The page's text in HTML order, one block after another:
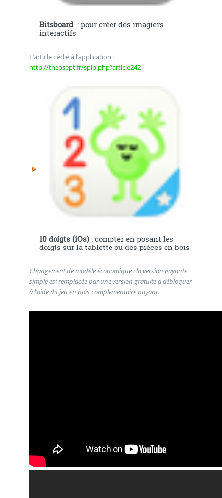
Bitsboard : pour créer des imagiers
interactifs
L’article dédié à l’application :
http://theosept.fr/spip.php?article242
10 doigts (iOs): compter en posant les
doigts sur la tablette ou des pièces en bois
Changement de modèle économique : la version payante
simple est remplacée par une version gratuite à débloquer
à l’aide du jeu en bois complémentaire payant.